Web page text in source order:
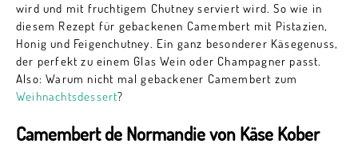
wird und mit fruchtigem Chutney serviert wird. So wie in
diesem Rezept für gebackenen Camembert mit Pistazien,
Honig und Feigenchutney. Ein ganz besonderer Käsegenuss,
der perfekt zu einem Glas Wein oder Champagner passt.
Also: Warum nicht mal gebackener Camembert zum
Weihnachtsdessert?
Camembert de Normandie von Käse Kober